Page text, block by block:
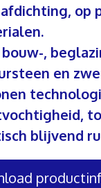
op
,
en
blijvend